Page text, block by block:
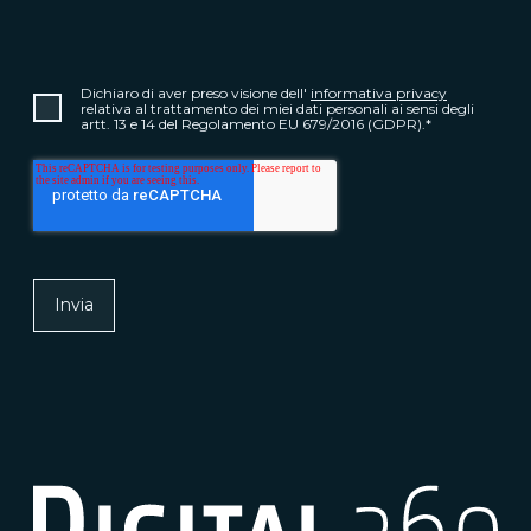
Dichiaro di aver preso visione dell' informativa privacy
relativa al trattamento dei miei dati personali ai sensi degli
artt. 13 e 14 del Regolamento EU 679/2016 (GDPR). *